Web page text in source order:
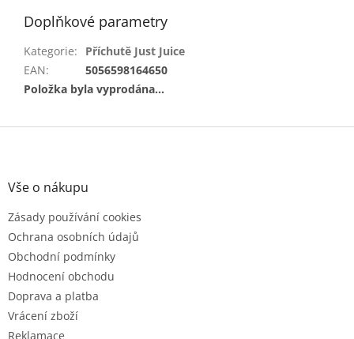
Doplňkové parametry
Kategorie:
Příchutě Just Juice
EAN:
5056598164650
Položka byla vyprodána…
Z
Vše o nákupu
Zásady používání cookies
Ochrana osobních údajů
Obchodní podmínky
Hodnocení obchodu
Doprava a platba
Vrácení zboží
Reklamace